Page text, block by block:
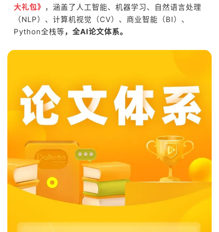
大礼包》 ，涵盖了人工智能、机器学习、自然语言处理
（NLP）、计算机视觉（CV）、商业智能（BI）、
Python全栈等，全AI论文体系。